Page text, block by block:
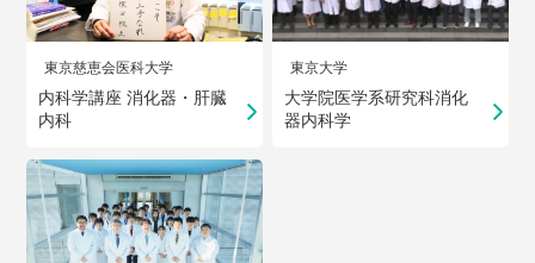
東京慈恵会医科大学
内科学講座 消化器・肝臓
内科
東京大学
大学院医学系研究科消化
器内科学